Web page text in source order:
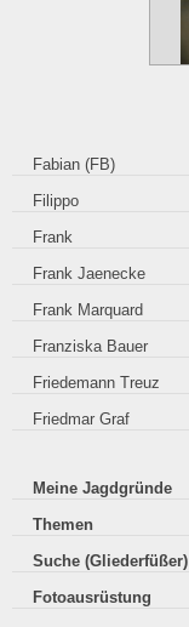
Fabian (FB)
Filippo
Frank
Frank Jaenecke
Frank Marquard
Franziska Bauer
Friedemann Treuz
Friedmar Graf
Meine Jagdgründe
Themen
Suche (Gliederfüßer)
Fotoausrüstung